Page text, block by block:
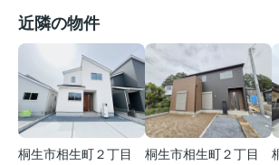
近隣の物件
桐生市相生町２丁目
桐生市相生町２丁目